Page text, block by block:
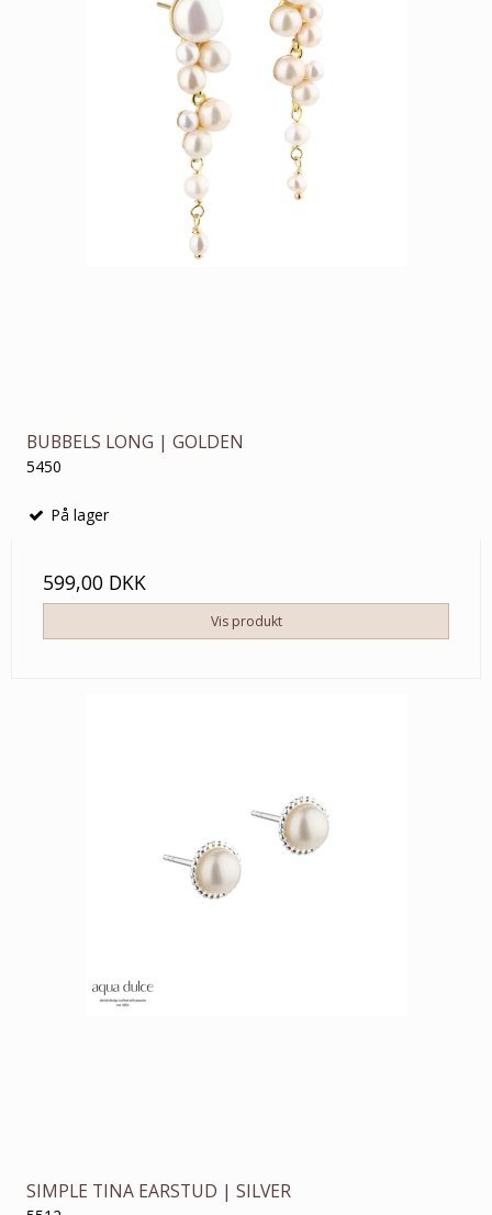
BUBBELS LONG | GOLDEN
5450
På lager
599,00 DKK
Vis produkt
SIMPLE TINA EARSTUD | SILVER